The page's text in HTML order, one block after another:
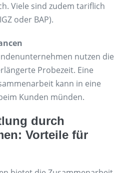
Viele sind zudem tariflich
oder BAP).
nutzen die
Probezeit. Eine
kann in eine
Kunden münden.
durch
Vorteile für